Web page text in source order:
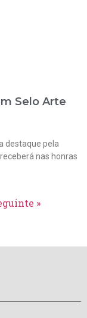
Selo Arte
destaque pela
nas honras
»